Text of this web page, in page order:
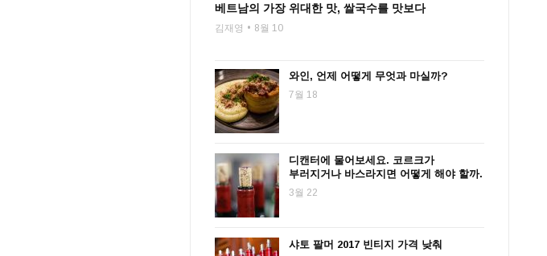
베트남의 가장 위대한 맛, 쌀국수를 맛보다
김재영 8월 10
와인, 언제 어떻게 무엇과 마실까?
7월 18
디캔터에 물어보세요. 코르크가
부러지거나 바스라지면 어떻게 해야 할까.
3월 22
샤토 팔머 2017 빈티지 가격 낮춰